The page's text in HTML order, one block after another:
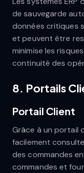
de sauvegarde
données critiques
et peuvent être
minimise les
continuité des
8. Portails
Portail Client
Grâce à un portail
facilement
des commandes
commandes et